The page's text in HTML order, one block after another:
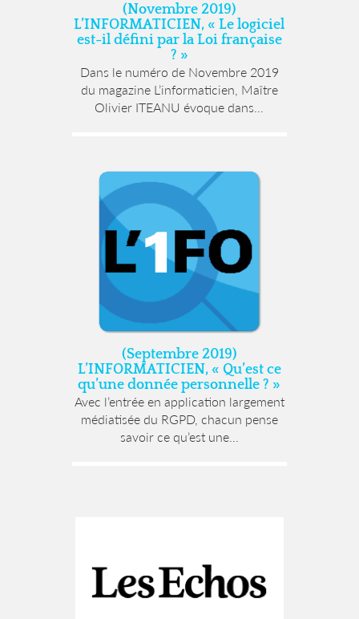
(Novembre 2019)
L’INFORMATICIEN, « Le logiciel
est-il défini par la Loi française
? »
Dans le numéro de Novembre 2019
du magazine L’informaticien, Maître
Olivier ITEANU évoque dans...
(Septembre 2019)
L’INFORMATICIEN, « Qu’est ce
qu’une donnée personnelle ? »
Avec l’entrée en application largement
médiatisée du RGPD, chacun pense
savoir ce qu’est une...